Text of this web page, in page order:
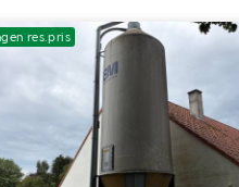
res.pris